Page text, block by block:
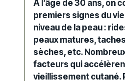
À l’âge de 30 ans, on
premiers signes du
niveau de la peau :
peaux matures,
sèches, etc.
facteurs qui
vieillissement cutané.